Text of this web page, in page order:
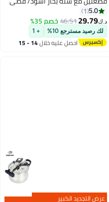
خصم 35%
+ 1
خلال 14 - 15